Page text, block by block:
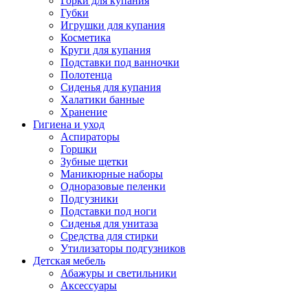
Губки
Игрушки для купания
Косметика
Круги для купания
Подставки под ванночки
Полотенца
Сиденья для купания
Халатики банные
Хранение
Гигиена и уход
Аспираторы
Горшки
Зубные щетки
Маникюрные наборы
Одноразовые пеленки
Подгузники
Подставки под ноги
Сиденья для унитаза
Средства для стирки
Утилизаторы подгузников
Детская мебель
Абажуры и светильники
Аксессуары